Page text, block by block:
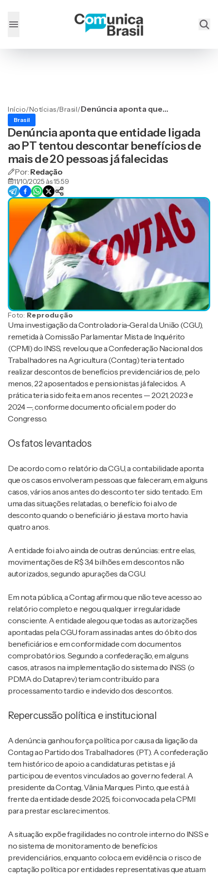
Início/Notícias/Brasil/Denúncia aponta que
tentou descontar
benefícios de mais de 20
pessoas já falecidas
Brasil
Denúncia aponta que entidade ligada
ao PT tentou descontar benefícios de
mais de 20 pessoas já falecidas
Por: Redação
11/10/2025 às 15:59
Foto: Reprodução
Uma investigação da Controladoria-Geral da União (CGU),
remetida à Comissão Parlamentar Mista de Inquérito
(CPMI) do INSS, revelou que a Confederação Nacional dos
Trabalhadores na Agricultura (Contag) teria tentado
realizar descontos de benefícios previdenciários de, pelo
menos, 22 aposentados e pensionistas já falecidos. A
prática teria sido feita em anos recentes — 2021, 2023 e
2024 —, conforme documento oficial em poder do
Congresso.
Os fatos levantados
De acordo com o relatório da CGU, a contabilidade aponta
que os casos envolveram pessoas que faleceram, em alguns
casos, vários anos antes do desconto ter sido tentado. Em
uma das situações relatadas, o benefício foi alvo de
desconto quando o beneficiário já estava morto havia
quatro anos.
A entidade foi alvo ainda de outras denúncias: entre elas,
movimentações de R$ 3,4 bilhões em descontos não
autorizados, segundo apurações da CGU.
Em nota pública, a Contag afirmou que não teve acesso ao
relatório completo e negou qualquer irregularidade
consciente. A entidade alegou que todas as autorizações
apontadas pela CGU foram assinadas antes do óbito dos
beneficiários e em conformidade com documentos
comprobatórios. Segundo a confederação, em alguns
casos, atrasos na implementação do sistema do INSS (o
PDMA do Dataprev) teriam contribuído para
processamento tardio e indevido dos descontos.
Repercussão política e institucional
A denúncia ganhou força política por causa da ligação da
Contag ao Partido dos Trabalhadores (PT). A confederação
tem histórico de apoio a candidaturas petistas e já
participou de eventos vinculados ao governo federal. A
presidente da Contag, Vânia Marques Pinto, que está à
frente da entidade desde 2025, foi convocada pela CPMI
para prestar esclarecimentos.
A situação expõe fragilidades no controle interno do INSS e
no sistema de monitoramento de benefícios
previdenciários, enquanto coloca em evidência o risco de
captação política por entidades representativas que atuam